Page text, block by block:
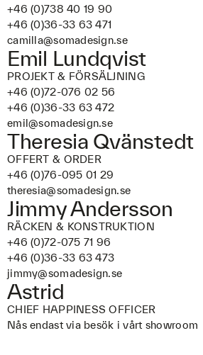
+46 (0)738 40 19 90
+46 (0)36-33 63 471
camilla@somadesign.se
Emil Lundqvist
PROJEKT & FÖRSÄLJNING
+46 (0)72-076 02 56
+46 (0)36-33 63 472
emil@somadesign.se
Theresia Qvänstedt
OFFERT & ORDER
+46 (0)76-095 01 29
theresia@somadesign.se
Jimmy Andersson
RÄCKEN & KONSTRUKTION
+46 (0)72-075 71 96
+46 (0)36-33 63 473
jimmy@somadesign.se
Astrid
CHIEF HAPPINESS OFFICER
Nås endast via besök i vårt showroom